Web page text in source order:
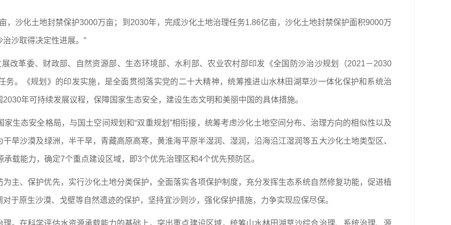
，沙化土地封禁保护3000万亩；到2030年，完成沙化土地治理任务1.86亿亩，沙化土地封禁保护面积9000万
沙取得决定性进展。”
改革委、财政部、自然资源部、生态环境部、水利部、农业农村部印发《全国防沙治沙规划（2021－2030
务。《规划》的印发实施，是全面贯彻落实党的二十大精神，统筹推进山水林田湖草沙一体化保护和系统治
年可持续发展议程，保障国家生态安全，建设生态文明和美丽中国的具体措施。
生态安全格局，与国土空间规划和“双重规划”相衔接，统筹考虑沙化土地空间分布、治理方向的相似性以及
旱沙漠及绿洲，半干旱，青藏高原高寒，黄淮海平原半湿润、湿润，沿海沿江湿润等五大沙化土地类型区、
载能力，确定7个重点建设区域，即3个优先治理区和4个优先预防区。
主、保护优先，实行沙化土地分类保护，全面落实各项保护制度，充分发挥生态系统自然修复功能，促进植
于原生沙漠、戈壁等自然遗迹的保护，坚持宜沙则沙，强化保护措施，力争实现应保尽保。
。在科学评估水资源承载能力的基础上，突出重点建设区域，统筹山水林田湖草沙综合治理、系统治理、源